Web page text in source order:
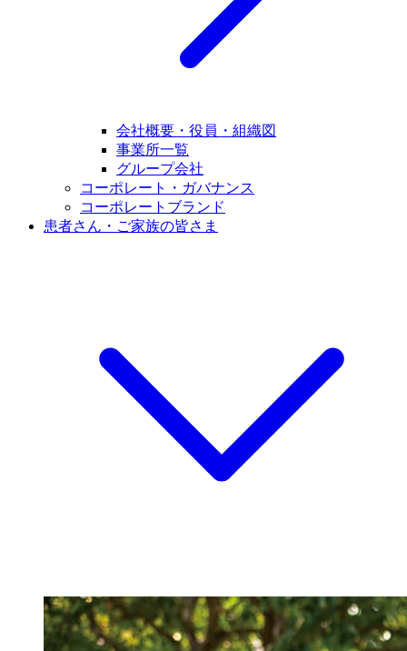
会社概要・役員・組織図
事業所一覧
グループ会社
コーポレート・ガバナンス
コーポレートブランド
患者さん・ご家族の皆さま